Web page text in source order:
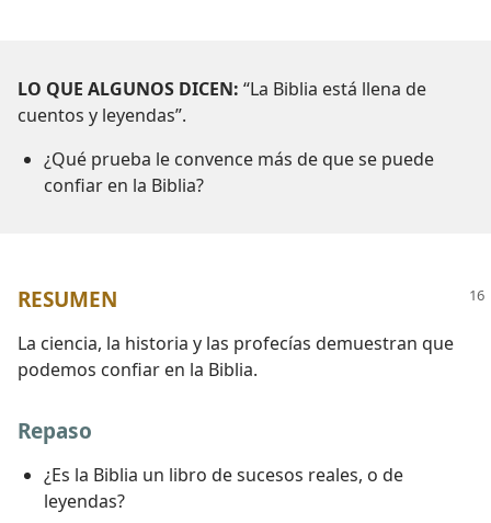
LO QUE ALGUNOS DICEN: “La Biblia está llena de
cuentos y leyendas”.
¿Qué prueba le convence más de que se puede
confiar en la Biblia?
RESUMEN
La ciencia, la historia y las profecías demuestran que
podemos confiar en la Biblia.
Repaso
¿Es la Biblia un libro de sucesos reales, o de
leyendas?